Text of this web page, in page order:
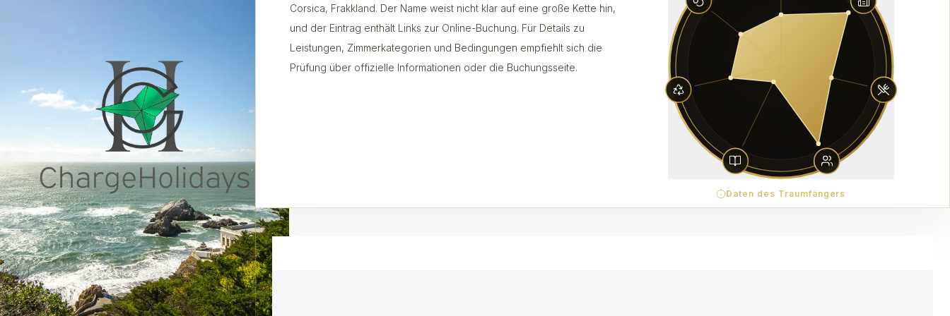
Corsica, Frakkland. Der Name weist nicht klar auf eine große Kette hin,
und der Eintrag enthält Links zur Online-Buchung. Für Details zu
Leistungen, Zimmerkategorien und Bedingungen empfiehlt sich die
Prüfung über offizielle Informationen oder die Buchungsseite.
Daten des Traumfängers